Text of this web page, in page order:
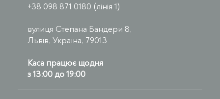
+38 098 871 0180 (лінія 1)
вулиця Степана Бандери 8,
Львів, Україна, 79013
Каса працює щодня
з 13:00 до 19:00